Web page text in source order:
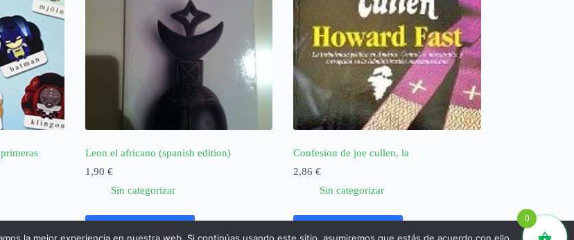
Leon el africano (spanish edition)
1,90 €
Sin categorizar
Confesion de joe cullen, la
2,86€
Sin categorizar
0